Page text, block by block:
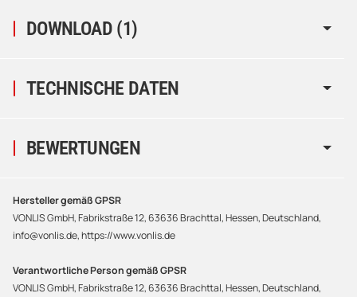
DOWNLOAD (1)
TECHNISCHE DATEN
BEWERTUNGEN
Hersteller gemäß GPSR
VONLIS GmbH, Fabrikstraße 12, 63636 Brachttal, Hessen, Deutschland,
info@vonlis.de, https://www.vonlis.de
Verantwortliche Person gemäß GPSR
VONLIS GmbH, Fabrikstraße 12, 63636 Brachttal, Hessen, Deutschland,